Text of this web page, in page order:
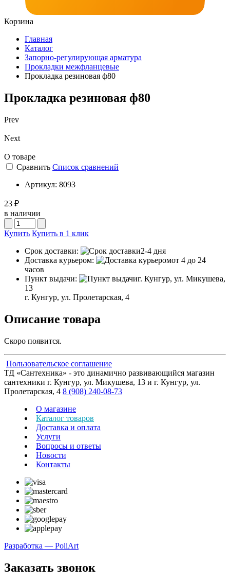
Корзина
Главная
Каталог
Запорно-регулирующая арматура
Прокладки межфланцевые
Прокладка резиновая ф80
Прокладка резиновая ф80
Prev
Next
О товаре
Сравнить Список сравнений
Артикул: 8093
23 ₽
в наличии
Купить Купить в 1 клик
Срок доставки:
2-4 дня
Доставка курьером:
от 4 до 24
часов
Пункт выдачи:
г. Кунгур, ул. Микушева,
13
г. Кунгур, ул. Пролетарская, 4
Описание товара
Скоро появится.
Пользовательское соглашение
ТД «Сантехника» - это динамично развивающийся магазин
сантехники г. Кунгур, ул. Микушева, 13 и г. Кунгур, ул.
Пролетарская, 4 8 (908) 240-08-73
О магазине
Каталог товаров
Доставка и оплата
Услуги
Вопросы и ответы
Новости
Контакты
Разработка — PoliArt
Заказать звонок